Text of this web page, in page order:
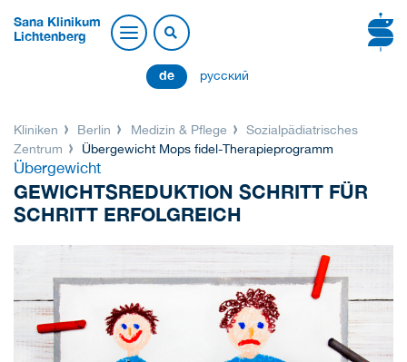
Sana Klinikum
Lichtenberg
de русский
Kliniken Berlin Medizin & Pflege
Sozialpädiatrisches
Zentrum
Übergewicht Mops fidel-Therapieprogramm
Übergewicht
GEWICHTSREDUKTION SCHRITT FÜR
SCHRITT ERFOLGREICH